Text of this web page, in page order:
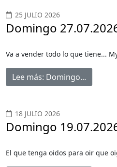
25 JULIO 2026
Domingo
Va a vender todo lo que tiene...
Lee más: Domingo...
18 JULIO 2026
Domingo
El que tenga oidos para oir que